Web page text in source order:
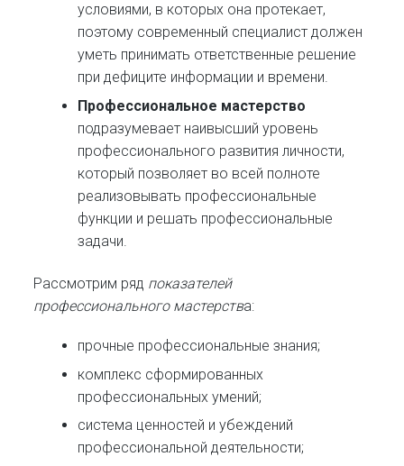
условиями, в которых она протекает,
поэтому современный специалист должен
уметь принимать ответственные решение
при дефиците информации и времени.
Профессиональное мастерство
подразумевает наивысший уровень
профессионального развития личности,
который позволяет во всей полноте
реализовывать профессиональные
функции и решать профессиональные
задачи.
Рассмотрим ряд показателей
профессионального мастерства:
прочные профессиональные знания;
комплекс сформированных
профессиональных умений;
система ценностей и убеждений
профессиональной деятельности;